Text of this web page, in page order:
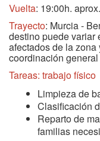
Vuelta: 19:00h. aprox.
Trayecto: Murcia -
destino puede variar
afectados de la
coordinación
Tareas: trabajo físico
Limpieza de
Clasificación
Reparto de
familias